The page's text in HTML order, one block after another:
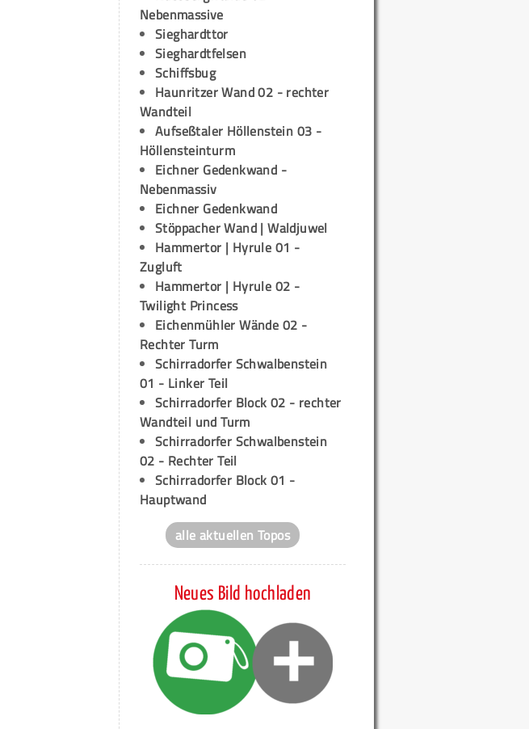
Nebenmassive
Sieghardttor
Sieghardtfelsen
Schiffsbug
Haunritzer Wand 02 - rechter
Wandteil
Aufseßtaler Höllenstein 03 -
Höllensteinturm
Eichner Gedenkwand -
Nebenmassiv
Eichner Gedenkwand
Stöppacher Wand | Waldjuwel
Hammertor | Hyrule 01 -
Zugluft
Hammertor | Hyrule 02 -
Twilight Princess
Eichenmühler Wände 02 -
Rechter Turm
Schirradorfer Schwalbenstein
01 - Linker Teil
Schirradorfer Block 02 - rechter
Wandteil und Turm
Schirradorfer Schwalbenstein
02 - Rechter Teil
Schirradorfer Block 01 -
Hauptwand
alle aktuellen Topos
Neues Bild hochladen